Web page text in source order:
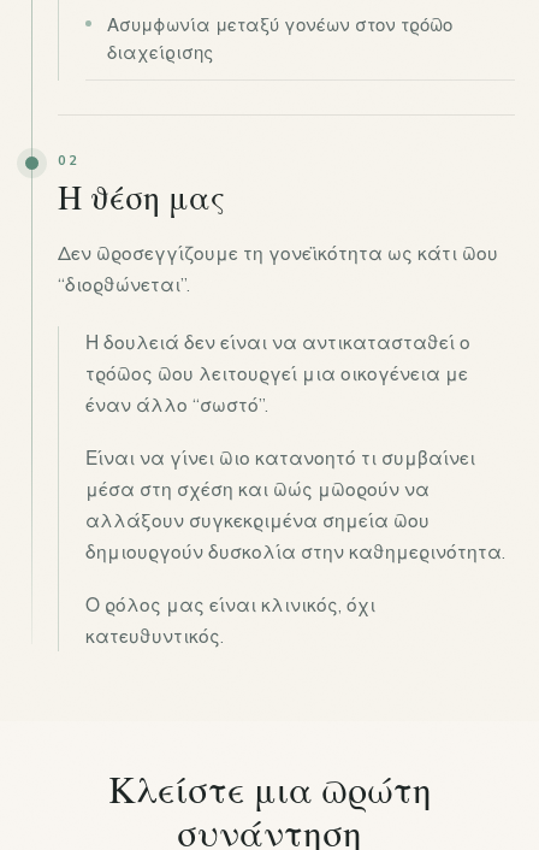
Ασυμφωνία μεταξύ γονέων στον τρόπο
διαχείρισης
02
Η θέση μας
Δεν προσεγγίζουμε τη γονεϊκότητα ως κάτι που
“διορθώνεται”.
Η δουλειά δεν είναι να αντικατασταθεί ο
τρόπος που λειτουργεί μια οικογένεια με
έναν άλλο “σωστό”.
Είναι να γίνει πιο κατανοητό τι συμβαίνει
μέσα στη σχέση και πώς μπορούν να
αλλάξουν συγκεκριμένα σημεία που
δημιουργούν δυσκολία στην καθημερινότητα.
Ο ρόλος μας είναι κλινικός, όχι
κατευθυντικός.
Κλείστε μια πρώτη
συνάντηση